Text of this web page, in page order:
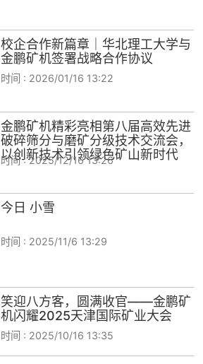
校企合作新篇章｜华北理工大学与
金鹏矿机签署战略合作协议
时间 : 2026/01/16 13:22
金鹏矿机精彩亮相第八届高效先进
破碎筛分与磨矿分级技术交流会，
以创新技术引领绿色矿山新时代
时间 :2025/12/16 13:26
今日 小雪
时间 : 2025/11/6 13:29
笑迎八方客，圆满收官——金鹏矿
机闪耀2025天津国际矿业大会
时间 : 2025/10/16 13:35